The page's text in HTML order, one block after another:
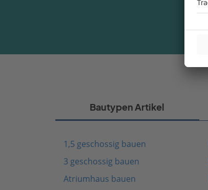
Bautypen Artikel
1,5 geschossig bauen
3 geschossig bauen
Atriumhaus bauen